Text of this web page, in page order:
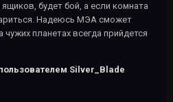
будет бой, а если комната
Надеюсь МЭА сможет
чужих планетах всегда прийдется
Silver_Blade